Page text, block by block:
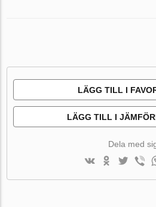
LÄGG TILL I
LÄGG TILL I
Dela med